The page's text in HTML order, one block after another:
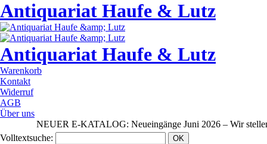
Antiquariat Haufe & Lutz
Antiquariat Haufe & Lutz
Warenkorb
Kontakt
Widerruf
AGB
Über uns
NEUER E-KATALOG: Neueingänge Juni 2026 – Wir
Volltextsuche: